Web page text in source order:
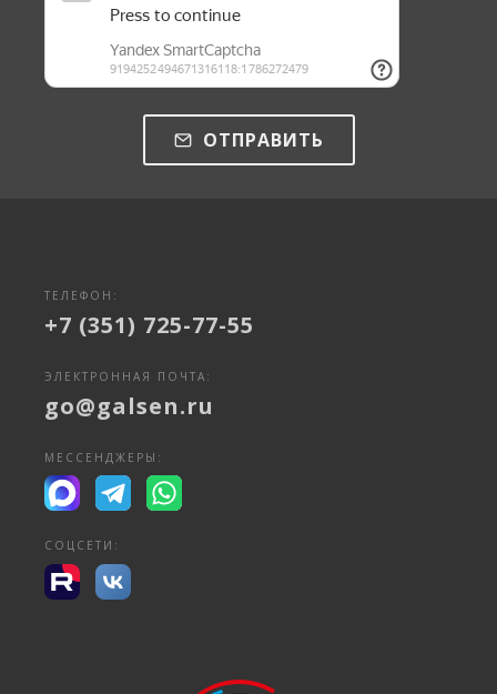
ОТПРАВИТЬ
ТЕЛЕФОН:
+7 (351) 725-77-55
ЭЛЕКТРОННАЯ ПОЧТА:
go@galsen.ru
МЕССЕНДЖЕРЫ:
СОЦСЕТИ: